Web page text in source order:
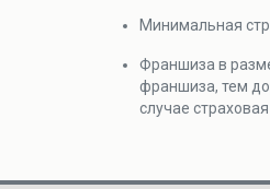
Минимальная
Франшиза в
франшиза, тем
случае